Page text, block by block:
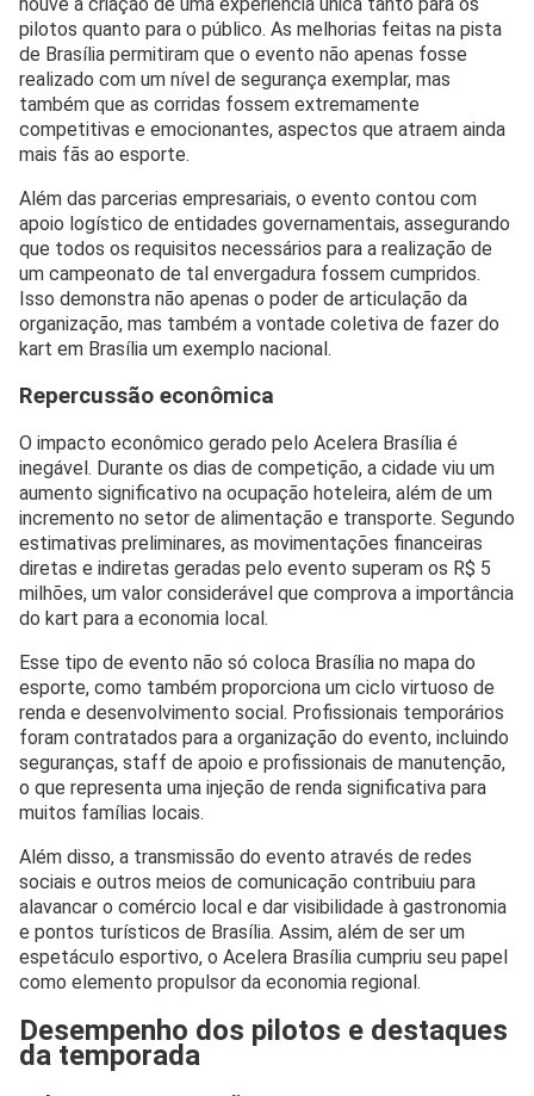
pilotos quanto para o público. As melhorias feitas na pista
de Brasília permitiram que o evento não apenas fosse
realizado com um nível de segurança exemplar, mas
também que as corridas fossem extremamente
competitivas e emocionantes, aspectos que atraem ainda
mais fãs ao esporte.
Além das parcerias empresariais, o evento contou com
apoio logístico de entidades governamentais, assegurando
que todos os requisitos necessários para a realização de
um campeonato de tal envergadura fossem cumpridos.
Isso demonstra não apenas o poder de articulação da
organização, mas também a vontade coletiva de fazer do
kart em Brasília um exemplo nacional.
Repercussão econômica
O impacto econômico gerado pelo Acelera Brasília é
inegável. Durante os dias de competição, a cidade viu um
aumento significativo na ocupação hoteleira, além de um
incremento no setor de alimentação e transporte. Segundo
estimativas preliminares, as movimentações financeiras
diretas e indiretas geradas pelo evento superam os R$ 5
milhões, um valor considerável que comprova a importância
do kart para a economia local.
Esse tipo de evento não só coloca Brasília no mapa do
esporte, como também proporciona um ciclo virtuoso de
renda e desenvolvimento social. Profissionais temporários
foram contratados para a organização do evento, incluindo
seguranças, staff de apoio e profissionais de manutenção,
o que representa uma injeção de renda significativa para
muitos famílias locais.
Além disso, a transmissão do evento através de redes
sociais e outros meios de comunicação contribuiu para
alavancar o comércio local e dar visibilidade à gastronomia
e pontos turísticos de Brasília. Assim, além de ser um
espetáculo esportivo, o Acelera Brasília cumpriu seu papel
como elemento propulsor da economia regional.
Desempenho dos pilotos e destaques
da temporada